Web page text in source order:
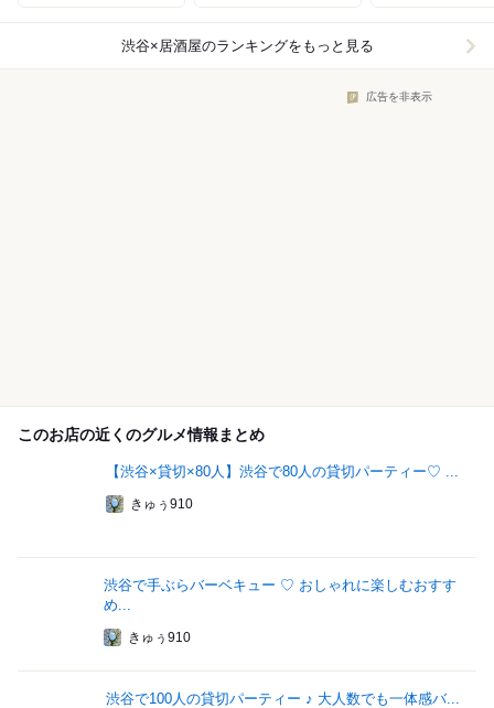
渋谷×居酒屋のランキングをもっと見る
広告を非表示
このお店の近くのグルメ情報まとめ
【渋谷×貸切×80人】渋谷で80人の貸切パーティー♡ ...
きゅぅ910
渋谷で手ぶらバーベキュー ♡ おしゃれに楽しむおすす
め...
きゅぅ910
渋谷で100人の貸切パーティー ♪ 大人数でも一体感バ...